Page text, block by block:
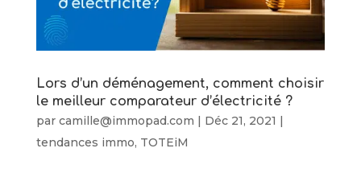
Lors d’un déménagement, comment choisir
le meilleur comparateur d’électricité ?
par camille@immopad.com | Déc 21, 2021 |
tendances immo, TOTEiM